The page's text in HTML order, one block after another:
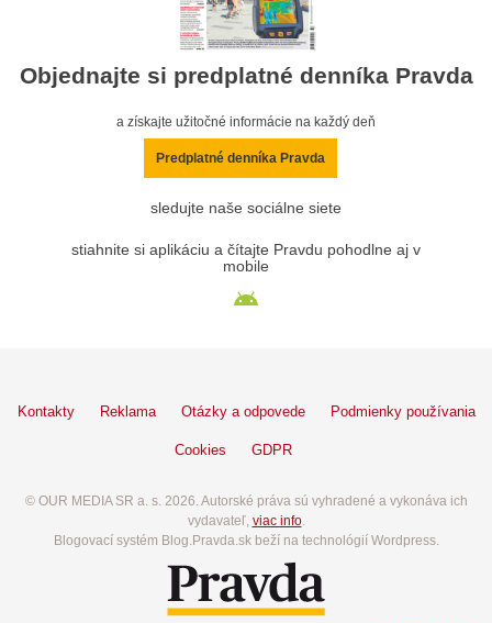
Objednajte si predplatné denníka Pravda
a získajte užitočné informácie na každý deň
Predplatné denníka Pravda
sledujte naše sociálne siete
stiahnite si aplikáciu a čítajte Pravdu pohodlne aj v
mobile
Kontakty Reklama Otázky a odpovede Podmienky používania
Cookies GDPR
© OUR MEDIA SR a. s. 2026. Autorské práva sú vyhradené a vykonáva ich
vydavateľ, viac info.
Blogovací systém Blog.Pravda.sk beží na technológií Wordpress.